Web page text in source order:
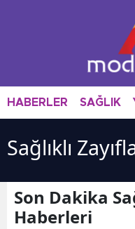
HABERLER SAĞLIK
Sağlıklı
Son Dakika
Haberleri